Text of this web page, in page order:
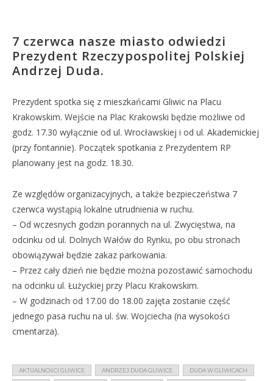
7 czerwca nasze miasto odwiedzi
Prezydent Rzeczypospolitej Polskiej
Andrzej Duda.
Prezydent spotka się z mieszkańcami Gliwic na Placu
Krakowskim. Wejście na Plac Krakowski będzie możliwe od
godz. 17.30 wyłącznie od ul. Wrocławskiej i od ul. Akademickiej
(przy fontannie). Początek spotkania z Prezydentem RP
planowany jest na godz. 18.30.
Ze względów organizacyjnych, a także bezpieczeństwa 7
czerwca wystąpią lokalne utrudnienia w ruchu.
– Od wczesnych godzin porannych na ul. Zwycięstwa, na
odcinku od ul. Dolnych Wałów do Rynku, po obu stronach
obowiązywał będzie zakaz parkowania.
– Przez cały dzień nie będzie można pozostawić samochodu
na odcinku ul. Łużyckiej przy Placu Krakowskim.
– W godzinach od 17.00 do 18.00 zajęta zostanie część
jednego pasa ruchu na ul. św. Wojciecha (na wysokości
cmentarza).
AKTUALNOŚCI GLIWICE ANDRZEJ DUDA GLIWICE DUDA W GLIWICACH